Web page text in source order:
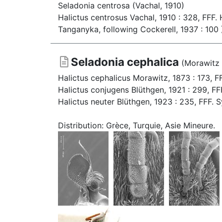
Seladonia centrosa (Vachal, 1910)
Halictus centrosus Vachal, 1910 : 328,
Tanganyka, following Cockerell, 1937 : 100
Seladonia cephalica (Morawitz
Halictus cephalicus Morawitz, 1873 : 173,
Halictus conjugens Blüthgen, 1921 : 299,
Halictus neuter Blüthgen, 1923 : 235, FFF.
Distribution: Grèce, Turquie, Asie Mineure.